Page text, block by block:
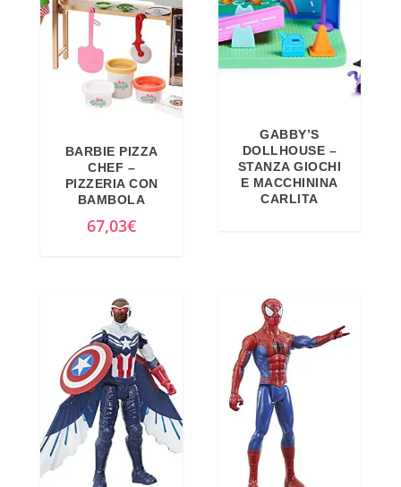
BARBIE PIZZA
CHEF –
PIZZERIA CON
BAMBOLA
67,03€
GABBY’S
DOLLHOUSE –
STANZA GIOCHI
E MACCHININA
CARLITA